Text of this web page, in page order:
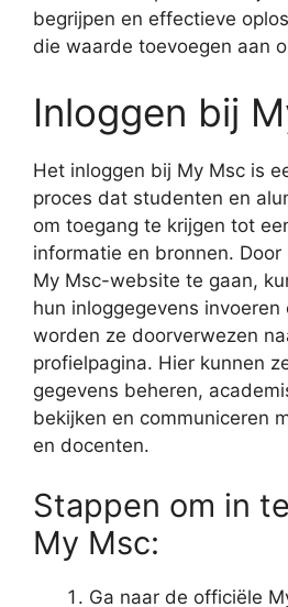
begrijpen en effectieve
die waarde toevoegen aan
Inloggen bij
Het inloggen bij My Msc is
proces dat studenten en
om toegang te krijgen tot
informatie en bronnen.
My Msc-website te gaan,
hun inloggegevens invoeren
worden ze doorverwezen
profielpagina. Hier kunnen
gegevens beheren,
bekijken en communiceren
en docenten.
Stappen om in
My Msc:
Ga naar de officiële